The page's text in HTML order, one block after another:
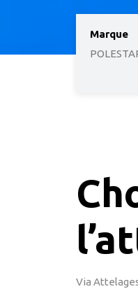
Marque
Via